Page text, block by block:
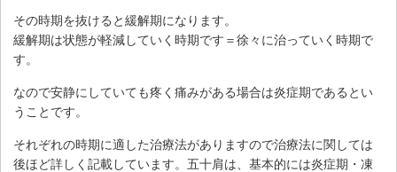
その時期を抜けると緩解期になります。
緩解期は状態が軽減していく時期です＝徐々に治っていく時期で
す。
なので安静にしていても疼く痛みがある場合は炎症期であるとい
うことです。
それぞれの時期に適した治療法がありますので治療法に関しては
後ほど詳しく記載しています。五十肩は、基本的には炎症期・凍